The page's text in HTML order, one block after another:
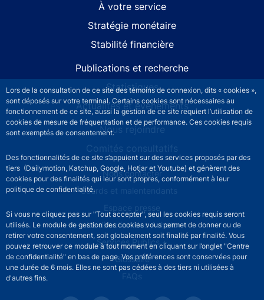
Lors de la consultation de ce site des témoins de connexion, dits « cookies »,
sont déposés sur votre terminal. Certains cookies sont nécessaires au
fonctionnement de ce site, aussi la gestion de ce site requiert l’utilisation de
cookies de mesure de fréquentation et de performance. Ces cookies requis
sont exemptés de consentement.
Des fonctionnalités de ce site s’appuient sur des services proposés par des
tiers (Dailymotion, Katchup, Google, Hotjar et Youtube) et génèrent des
cookies pour des finalités qui leur sont propres, conformément à leur
politique de confidentialité.
Si vous ne cliquez pas sur "Tout accepter", seul les cookies requis seront
utilisés. Le module de gestion des cookies vous permet de donner ou de
retirer votre consentement, soit globalement soit finalité par finalité. Vous
pouvez retrouver ce module à tout moment en cliquant sur l’onglet "Centre
de confidentialité" en bas de page. Vos préférences sont conservées pour
une durée de 6 mois. Elles ne sont pas cédées à des tiers ni utilisées à
d'autres fins.
À votre service
Stratégie monétaire
Stabilité financière
Publications et recherche
Statistiques
Actualités et événements
Nous rejoindre
Comités consultatifs
Footer secondary menuNous contacter
Sourds et malentendants
Espace presse
La direction des Achats
Services Publics +
Glossaire
FAQs